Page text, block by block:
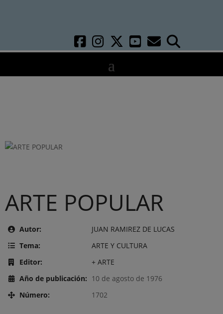
ARTE POPULAR
Autor:
JUAN RAMIREZ DE LUCAS
Tema:
ARTE Y CULTURA
Editor:
+ ARTE
Año de publicación: 10 de agosto de 1976
Número:
1702